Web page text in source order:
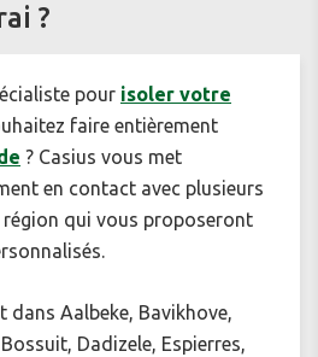
?
pour isoler votre
faire entièrement
? Casius vous met
en contact avec plusieurs
qui vous proposeront
dans Aalbeke, Bavikhove,
Dadizele, Espierres,